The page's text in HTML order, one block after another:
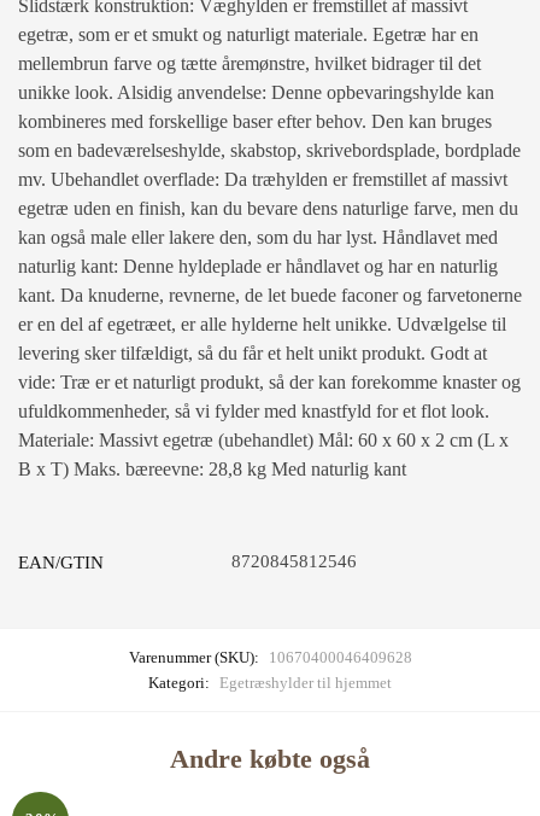
Slidstærk konstruktion: Væghylden er fremstillet af massivt
egetræ, som er et smukt og naturligt materiale. Egetræ har en
mellembrun farve og tætte åremønstre, hvilket bidrager til det
unikke look. Alsidig anvendelse: Denne opbevaringshylde kan
kombineres med forskellige baser efter behov. Den kan bruges
som en badeværelseshylde, skabstop, skrivebordsplade, bordplade
mv. Ubehandlet overflade: Da træhylden er fremstillet af massivt
egetræ uden en finish, kan du bevare dens naturlige farve, men du
kan også male eller lakere den, som du har lyst. Håndlavet med
naturlig kant: Denne hyldeplade er håndlavet og har en naturlig
kant. Da knuderne, revnerne, de let buede faconer og farvetonerne
er en del af egetræet, er alle hylderne helt unikke. Udvælgelse til
levering sker tilfældigt, så du får et helt unikt produkt. Godt at
vide: Træ er et naturligt produkt, så der kan forekomme knaster og
ufuldkommenheder, så vi fylder med knastfyld for et flot look.
Materiale: Massivt egetræ (ubehandlet) Mål: 60 x 60 x 2 cm (L x
B x T) Maks. bæreevne: 28,8 kg Med naturlig kant
EAN/GTIN 8720845812546
Varenummer (SKU):
10670400046409628
Kategori: Egetræshylder til hjemmet
Andre købte også